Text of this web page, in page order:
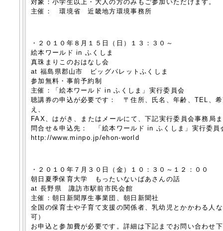
対象：小学生以上・大人の方のみもご参加いただけます。
主催： 環境省 近畿地方環境事務所
・２０１０年８月１５日（日）１３：３０～
絵本ワールド in ふくしま
真珠まりこのおはなし会
at 福島県郡山市 ビッグパレットふくしま
参加無料・事前予約制
主催：「絵本ワールド in ふくしま」実行委員会
聴講券の申込が必要です： 〒住所、氏名、年齢、TEL、
え、
FAX、はがき、またはメールにて、下記実行委員会事務局
問合せ＆申込先： 「絵本ワールド in ふくしま」実行委員
http://www.minpo.jp/ehon-world
・２０１０年７月３０日（金）１０：３０～１２：００
朝日夏季保育大学 もったいないばあさんの話
at 長野県 諏訪市駅前市民会館
主催：朝日新聞厚生事業団、朝日新聞社
全国の保育士や子育て支援の関係者、乳幼児とかかわる人
可）
お申込と参加費が必要です。詳細は下記までお問い合わせ